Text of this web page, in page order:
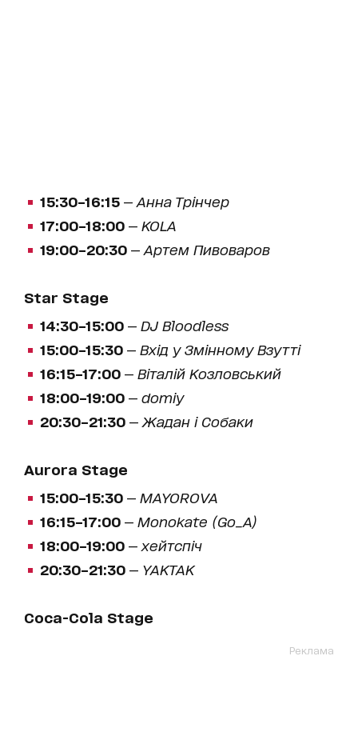
15:30–16:15 — Анна Трінчер
17:00–18:00 — KOLA
19:00–20:30 — Артем Пивоваров
Star Stage
14:30–15:00 — DJ Bloodless
15:00–15:30 — Вхід у Змінному Взутті
16:15–17:00 — Віталій Козловський
18:00–19:00 — domiy
20:30–21:30 — Жадан і Собаки
Aurora Stage
15:00–15:30 — MAYOROVA
16:15–17:00 — Monokate (Go_A)
18:00–19:00 — хейтспіч
20:30–21:30 — YAKTAK
Coca-Cola Stage
Реклама